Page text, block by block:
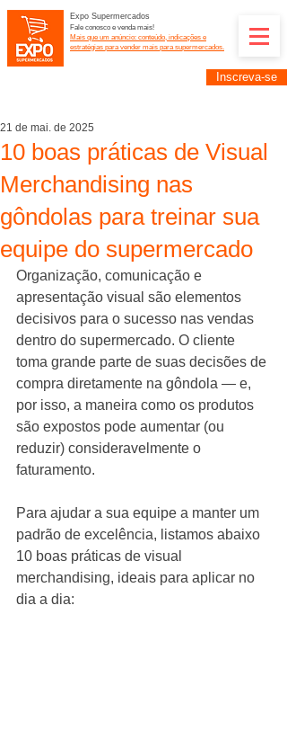
Expo Supermercados
Fale conosco e venda mais!
Mais que um anúncio: conteúdo, indicações e
estratégias para vender mais para supermercados.
Inscreva-se
10 boas práticas de Visual
Merchandising nas
gôndolas para treinar sua
equipe do supermercado
21 de mai. de 2025
Organização, comunicação e
apresentação visual são elementos
decisivos para o sucesso nas vendas
dentro do supermercado. O cliente
toma grande parte de suas decisões de
compra diretamente na gôndola — e,
por isso, a maneira como os produtos
são expostos pode aumentar (ou
reduzir) consideravelmente o
faturamento.
Para ajudar a sua equipe a manter um
padrão de excelência, listamos abaixo
10 boas práticas de visual
merchandising, ideais para aplicar no
dia a dia: